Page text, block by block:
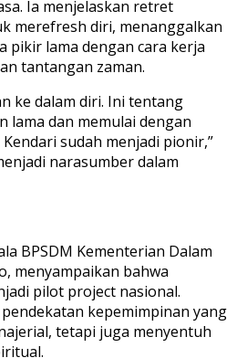
Ia menjelaskan retret
merefresh diri, menanggalkan
pikir lama dengan cara kerja
tantangan zaman.
ke dalam diri. Ini tentang
lama dan memulai dengan
sudah menjadi pionir,”
narasumber dalam
BPSDM Kementerian Dalam
menyampaikan bahwa
pilot project nasional.
kepemimpinan yang
tetapi juga menyentuh